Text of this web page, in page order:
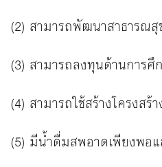
(2) สามารถพัฒนาสาธารณ
(3) สามารถลงทุนด้านการศึ
(4) สามารถใช้สร้างโครงสร้
(5) มีน้ำดื่มสพอาดเพียงพอ